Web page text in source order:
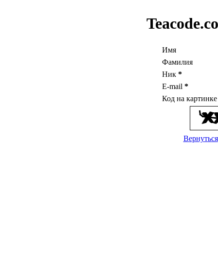
Имя
Фамилия
Ник *
E-mail *
Код на
Вернуться